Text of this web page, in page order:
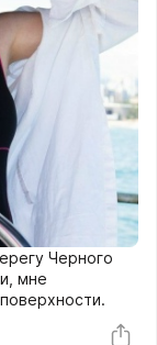
Черного
мне